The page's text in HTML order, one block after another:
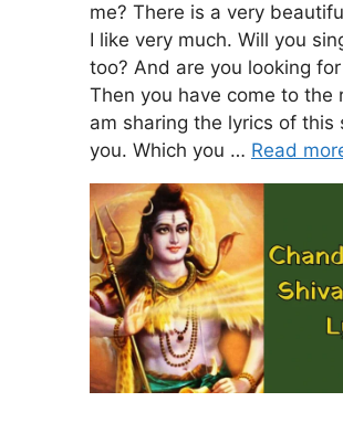
me? There is a very
I like very much. Will you
too? And are you looking
Then you have come to the
am sharing the lyrics of this
you. Which you … Read